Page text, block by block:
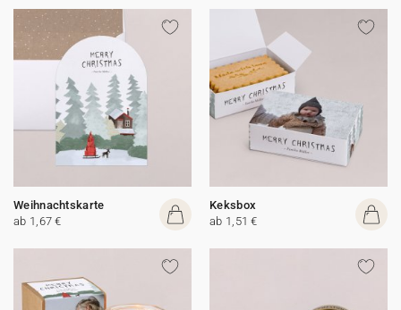
Weihnachtskarte
ab 1,67 €
Keksbox
ab 1,51 €